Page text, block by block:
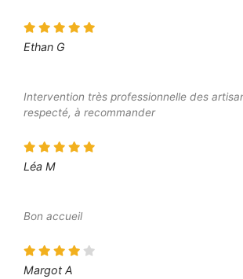
Ethan G
Intervention très professionnelle des
respecté, à recommander
Léa M
Bon accueil
Margot A